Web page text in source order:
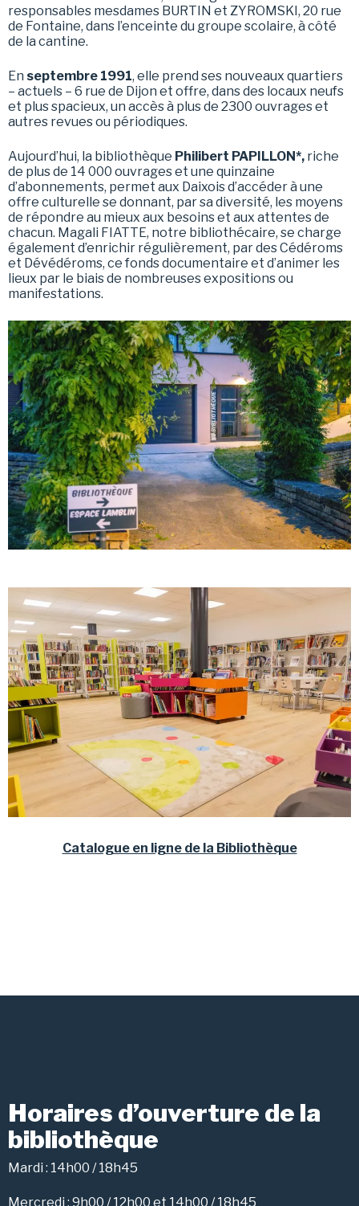
responsables mesdames BURTIN et ZYROMSKI, 20 rue
de Fontaine, dans l’enceinte du groupe scolaire, à côté
de la cantine.
En septembre 1991, elle prend ses nouveaux quartiers
– actuels – 6 rue de Dijon et offre, dans des locaux neufs
et plus spacieux, un accès à plus de 2300 ouvrages et
autres revues ou périodiques.
Aujourd’hui, la bibliothèque Philibert PAPILLON*, riche
de plus de 14 000 ouvrages et une quinzaine
d’abonnements, permet aux Daixois d’accéder à une
offre culturelle se donnant, par sa diversité, les moyens
de répondre au mieux aux besoins et aux attentes de
chacun. Magali FIATTE, notre bibliothécaire, se charge
également d’enrichir régulièrement, par des Cédéroms
et Dévédéroms, ce fonds documentaire et d’animer les
lieux par le biais de nombreuses expositions ou
manifestations.
Catalogue en ligne de la Bibliothèque
Horaires d’ouverture de la
bibliothèque
Mardi : 14h00 / 18h45
Mercredi : 9h00 / 12h00 et 14h00 / 18h45